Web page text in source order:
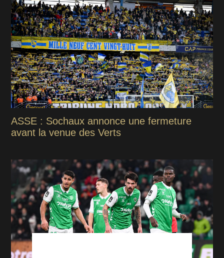
ASSE : Sochaux annonce une fermeture
avant la venue des Verts